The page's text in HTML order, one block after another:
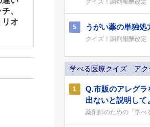
、
リオ
クイズ！調剤報酬改定
5 うがい薬の単独処
クイズ！調剤報酬改定
学べる医療クイズ アク
1
Q.市販のアレグ
出ないと説明して
薬剤師のための「学べ